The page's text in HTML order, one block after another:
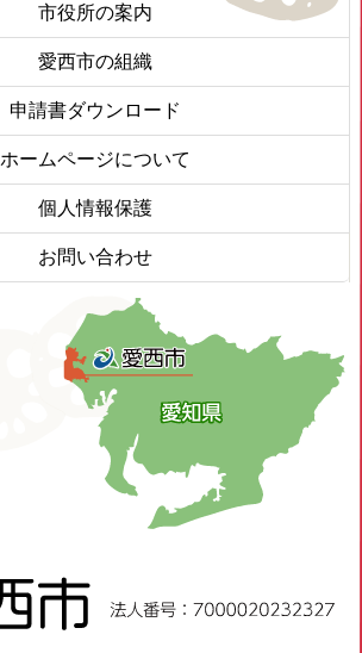
市役所の案内
愛西市の組織
申請書ダウンロード
ホームページについて
個人情報保護
お問い合わせ